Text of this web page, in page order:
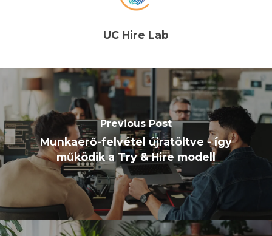
UC Hire Lab
Previous Post
Munkaerő-felvétel újratöltve - így
működik a Try & Hire modell